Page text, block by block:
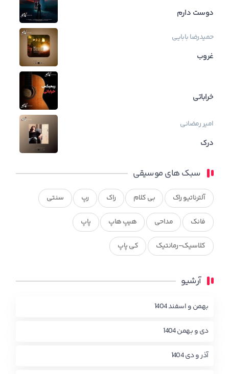
دوست دارم
حمیدرضا بابایی
غروب
خراباتی
امیر رمضانی
درک
سبک های موسیقی
آلترناتیو راک بی کلام راک رپ سنتی
فانک مداحی هیپ هاپ پاپ
کلاسیک-رمانتیک کی پاپ
آرشیو
بهمن و اسفند 1404
دی و بهمن 1404
آذر و دی 1404